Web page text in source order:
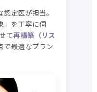
定医が担当。
」を丁寧に伺
て再構築（リス
で最適なプラン